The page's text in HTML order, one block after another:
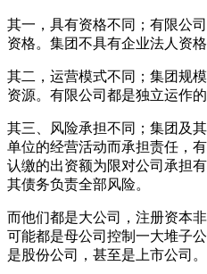
其一，具有资格不同；有限公
资格。集团不具有企业法人资格
其二，运营模式不同；集团规
资源。有限公司都是独立运作
其三、风险承担不同；集团及
单位的经营活动而承担责任，
认缴的出资额为限对公司承担
其债务负责全部风险。
而他们都是大公司，注册资本
可能都是母公司控制一大堆子
是股份公司，甚至是上市公司。